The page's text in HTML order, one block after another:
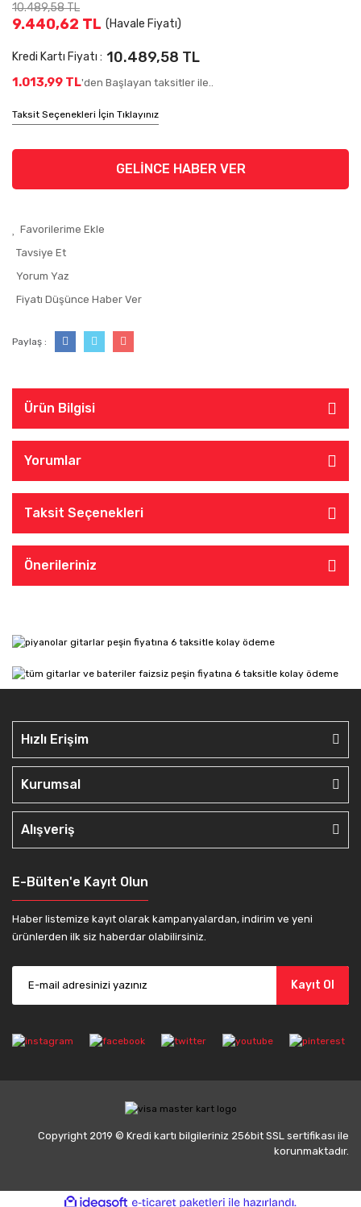
10.489,58 TL
9.440,62 TL (Havale Fiyatı)
Kredi Kartı Fiyatı : 10.489,58 TL
1.013,99 TL'den Başlayan taksitler ile..
Taksit Seçenekleri İçin Tıklayınız
GELİNCE HABER VER
Tavsiye Et
Yorum Yaz
Fiyatı Düşünce Haber Ver
Paylaş :
Ürün Bilgisi
Yorumlar
Taksit Seçenekleri
Önerileriniz
Hızlı Erişim
Kurumsal
Alışveriş
E-Bülten'e Kayıt Olun
Haber listemize kayıt olarak kampanyalardan, indirim ve yeni
ürünlerden ilk siz haberdar olabilirsiniz.
Kayıt Ol
Copyright 2019 © Kredi kartı bilgileriniz 256bit SSL sertifikası ile
korunmaktadır.
ideasoft e-